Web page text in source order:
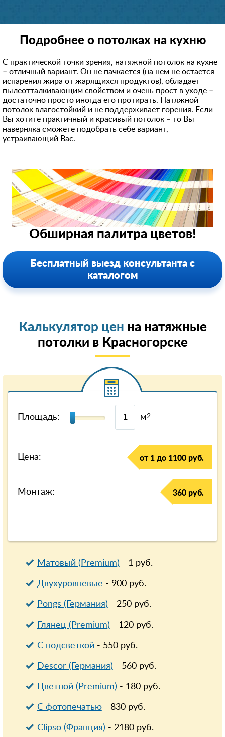
Подробнее о потолках на кухню
С практической точки зрения, натяжной потолок на кухне
– отличный вариант. Он не пачкается (на нем не остается
испарения жира от жарящихся продуктов), обладает
пылеотталкивающим свойством и очень прост в уходе –
достаточно просто иногда его протирать. Натяжной
потолок влагостойкий и не поддерживает горения. Если
Вы хотите практичный и красивый потолок – то Вы
наверняка сможете подобрать себе вариант,
устраивающий Вас.
Обширная палитра цветов!
Бесплатный выезд консультанта с
каталогом
Калькулятор цен на натяжные
потолки в Красногорске
Площадь: м2
Цена: от 1 до 1100 руб.
Монтаж: 360 руб.
Матовый (Premium) - 1руб.
Двухуровневые - 900руб.
Pongs (Германия) - 250руб.
Глянец (Premium) - 120руб.
С подсветкой- 550руб.
Descor (Германия) - 560руб.
Цветной (Premium) - 180руб.
С фотопечатью- 830руб.
Clipso (Франция) - 2180руб.